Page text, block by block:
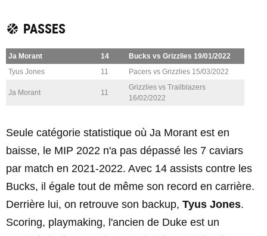
PASSES
Ja Morant 14
Bucks vs Grizzlies 19/01/2022
Tyus Jones
11 Pacers vs Grizzlies 15/03/2022
Ja Morant 11
Grizzlies vs Trailblazers
16/02/2022
Seule catégorie statistique où Ja Morant est en
baisse, le MIP 2022 n'a pas dépassé les 7 caviars
par match en 2021-2022. Avec 14 assists contre les
Bucks, il égale tout de même son record en carrière.
Derrière lui, on retrouve son backup, Tyus Jones.
Scoring, playmaking, l'ancien de Duke est un